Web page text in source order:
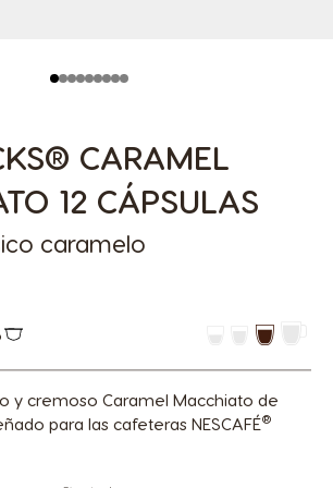
CARAMEL
12 CÁPSULAS
caramelo
y cremoso Caramel Macchiato de
para las cafeteras NESCAFÉ®